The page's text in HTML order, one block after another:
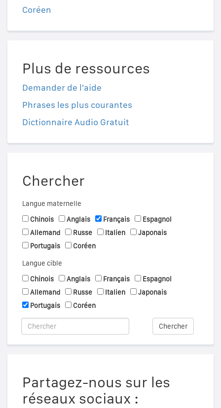
Coréen
Plus de ressources
Demander de l'aide
Phrases les plus courantes
Dictionnaire Audio Gratuit
Chercher
Langue maternelle
Chinois
Anglais Français
Espagnol
Allemand
Russe Italien
Japonais
Portugais
Coréen
Langue cible
Chinois
Anglais Français
Espagnol
Allemand
Russe Italien
Japonais
Portugais
Coréen
Chercher
Partagez-nous sur les
réseaux sociaux :